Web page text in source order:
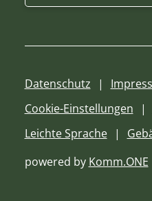
Datenschutz
Cookie-Einstellungen
Leichte Sprache
powered by Komm.ONE